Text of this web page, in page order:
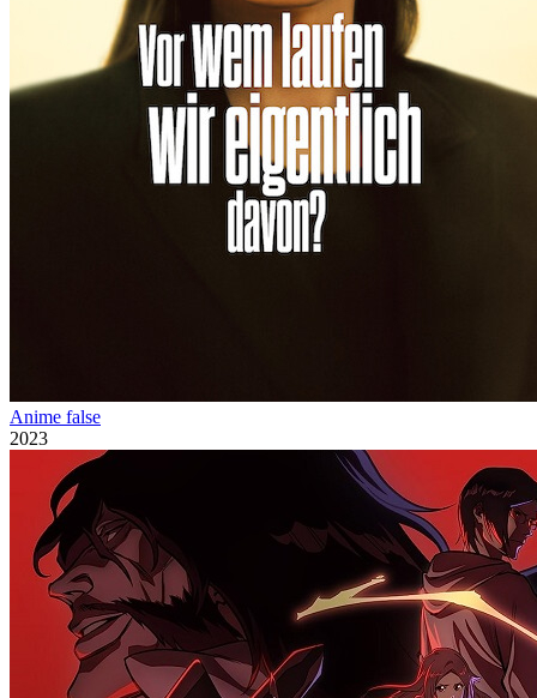
Anime false
2023